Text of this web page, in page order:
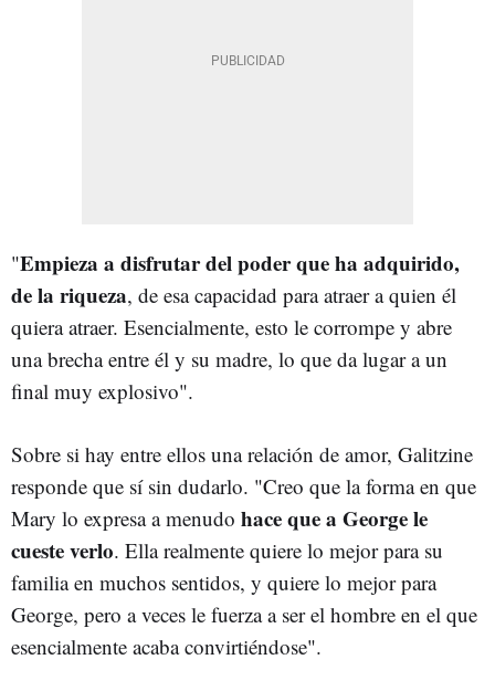
"Empieza a disfrutar del poder que ha adquirido,
de la riqueza, de esa capacidad para atraer a quien él
quiera atraer. Esencialmente, esto le corrompe y abre
una brecha entre él y su madre, lo que da lugar a un
final muy explosivo".
Sobre si hay entre ellos una relación de amor, Galitzine
responde que sí sin dudarlo. "Creo que la forma en que
Mary lo expresa a menudo hace que a George le
cueste verlo. Ella realmente quiere lo mejor para su
familia en muchos sentidos, y quiere lo mejor para
George, pero a veces le fuerza a ser el hombre en el que
esencialmente acaba convirtiéndose".